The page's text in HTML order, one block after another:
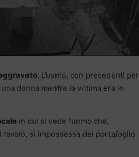
. L’uomo, con precedenti per
una donna mentre la vittima era in
in cui si vede l’uomo che,
si impossessa del portafoglio